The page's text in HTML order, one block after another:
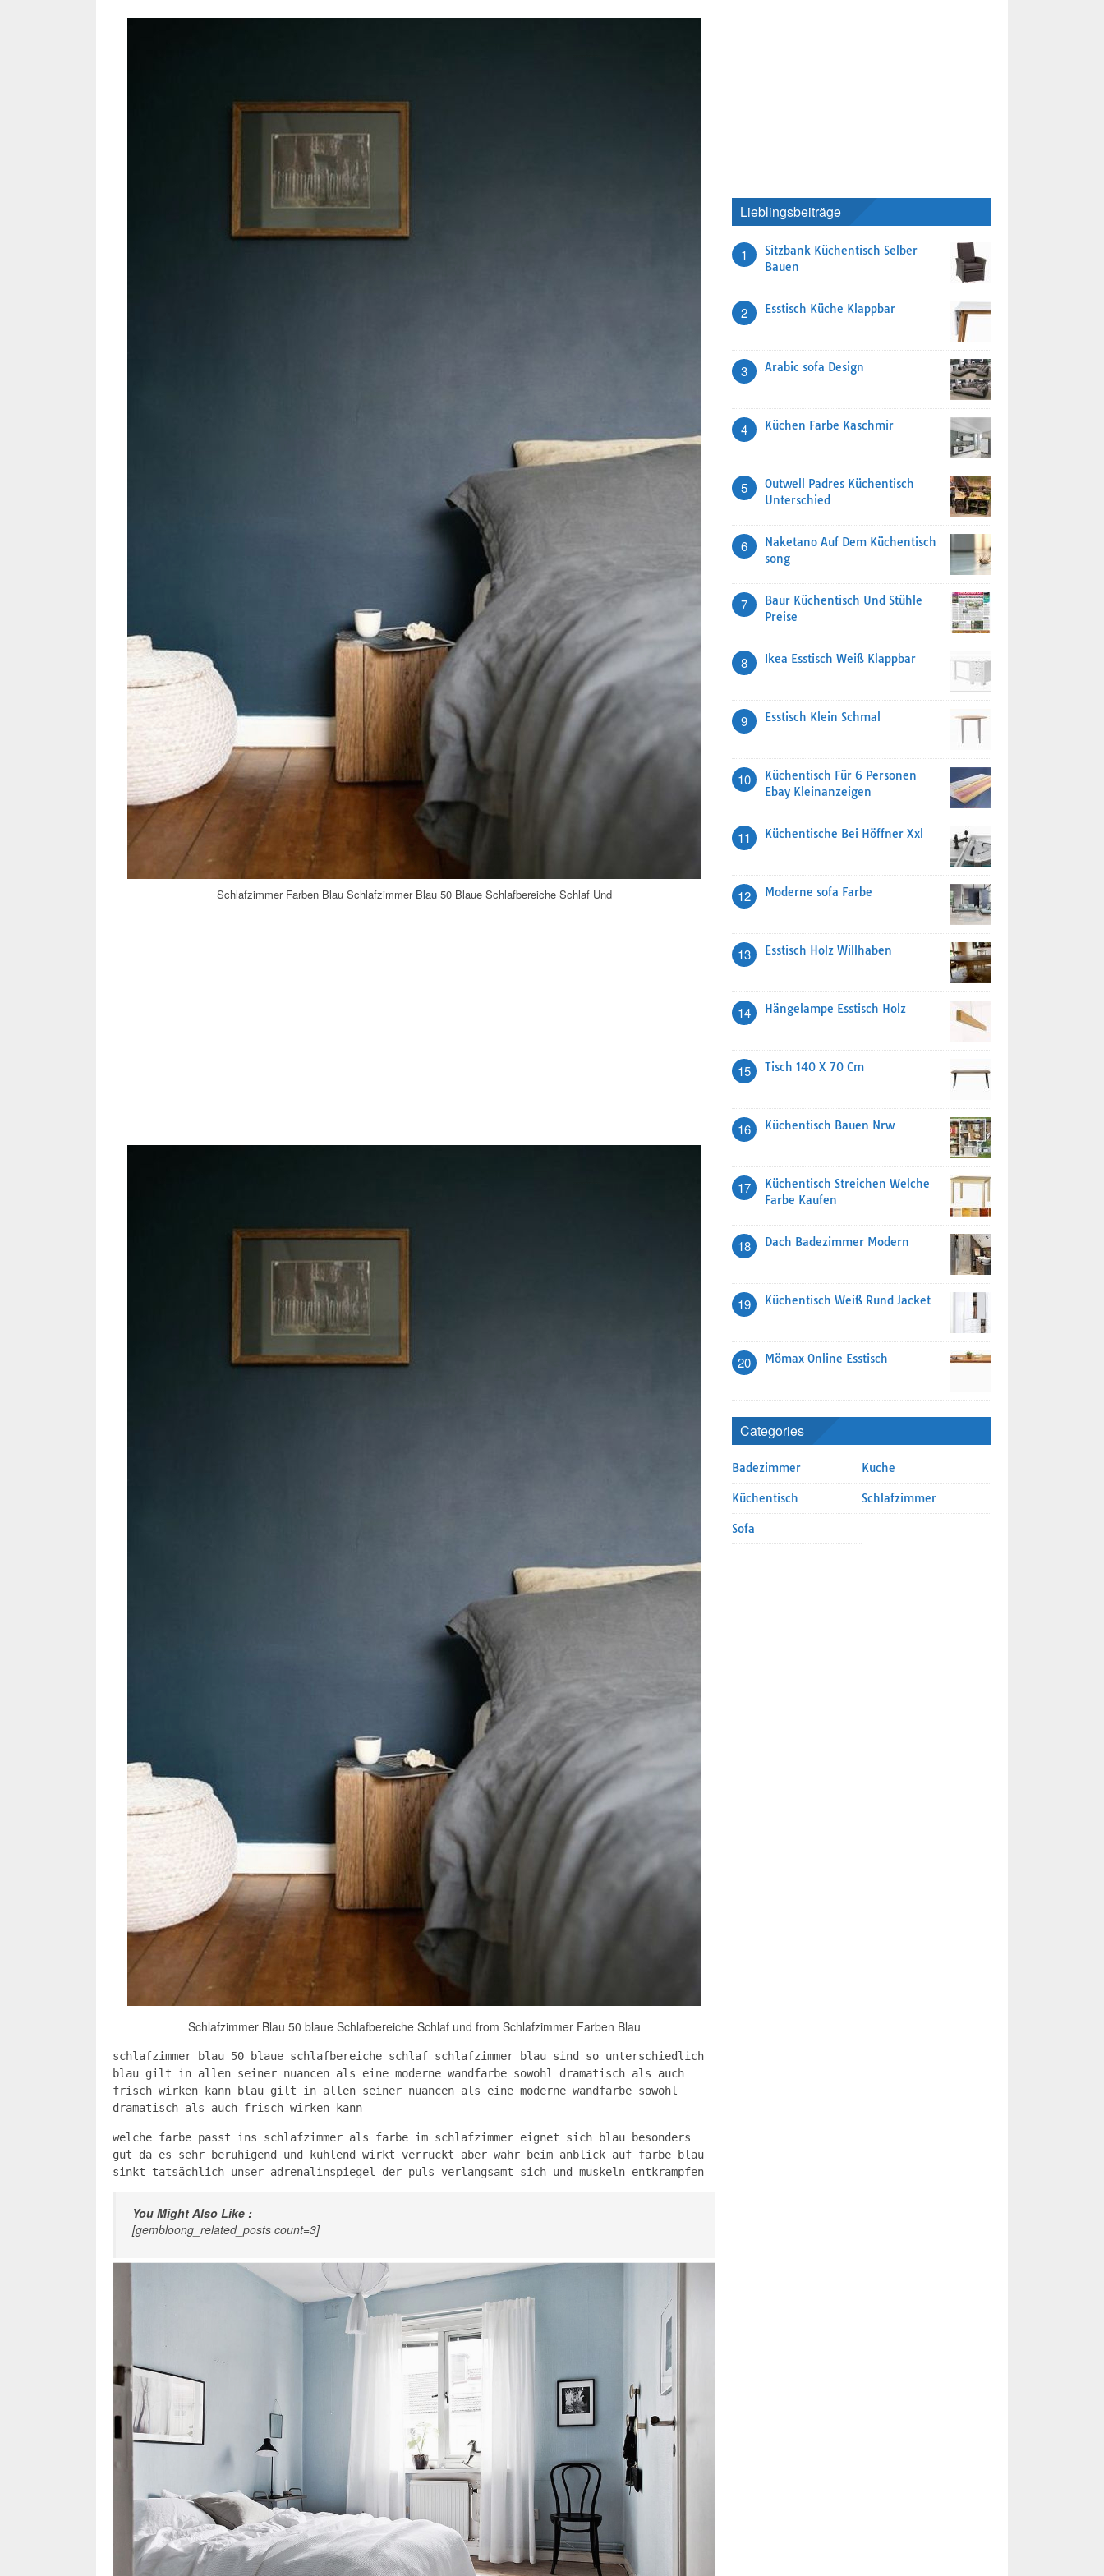
Schlafzimmer Farben Blau Schlafzimmer Blau 50 Blaue Schlafbereiche Schlaf Und
Schlafzimmer Blau 50 blaue Schlafbereiche Schlaf und from Schlafzimmer Farben Blau
schlafzimmer blau 50 blaue schlafbereiche schlaf schlafzimmer blau sind so unterschiedlich
blau gilt in allen seiner nuancen als eine moderne wandfarbe sowohl dramatisch als auch
frisch wirken kann blau gilt in allen seiner nuancen als eine moderne wandfarbe sowohl
dramatisch als auch frisch wirken kann
welche farbe passt ins schlafzimmer als farbe im schlafzimmer eignet sich blau besonders
gut da es sehr beruhigend und kühlend wirkt verrückt aber wahr beim anblick auf farbe blau
sinkt tatsächlich unser adrenalinspiegel der puls verlangsamt sich und muskeln entkrampfen
You Might Also Like :
[gembloong_related_posts count=3]
Lieblingsbeiträge
1
Sitzbank Küchentisch Selber
Bauen
2 Esstisch Küche Klappbar
3 Arabic sofa Design
4 Küchen Farbe Kaschmir
5
Outwell Padres Küchentisch
Unterschied
6
Naketano Auf Dem Küchentisch
song
7
Baur Küchentisch Und Stühle
Preise
8 Ikea Esstisch Weiß Klappbar
9 Esstisch Klein Schmal
10
Küchentisch Für 6 Personen
Ebay Kleinanzeigen
11 Küchentische Bei Höffner Xxl
12 Moderne sofa Farbe
13 Esstisch Holz Willhaben
14 Hängelampe Esstisch Holz
15 Tisch 140 X 70 Cm
16 Küchentisch Bauen Nrw
17
Küchentisch Streichen Welche
Farbe Kaufen
18 Dach Badezimmer Modern
19 Küchentisch Weiß Rund Jacket
20 Mömax Online Esstisch
Categories
Badezimmer Kuche
Küchentisch Schlafzimmer
Sofa